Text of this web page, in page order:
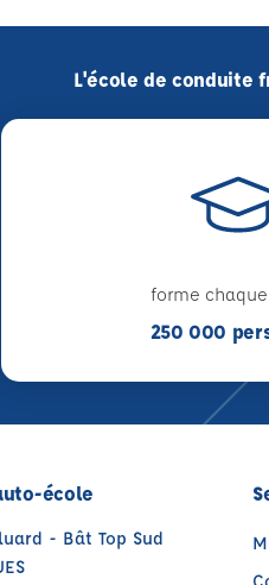
L'école de conduite
forme
250 000
école
- Bât Top Sud